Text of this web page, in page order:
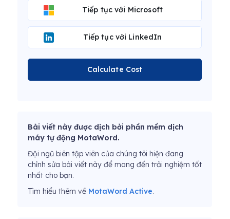
Tiếp tục với Microsoft
Tiếp tục với LinkedIn
Calculate Cost
Bài viết này được dịch bởi phần mềm dịch
máy tự động MotaWord.
Đội ngũ biên tập viên của chúng tôi hiện đang
chỉnh sửa bài viết này để mang đến trải nghiệm tốt
nhất cho bạn.
Tìm hiểu thêm về MotaWord Active.